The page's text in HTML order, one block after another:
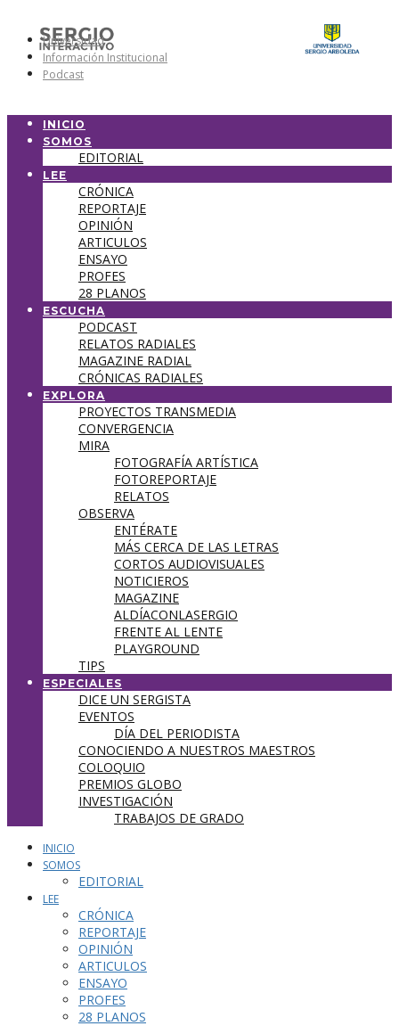
Universidad
Información Institucional
Podcast
INICIO
SOMOS
EDITORIAL
LEE
CRÓNICA
REPORTAJE
OPINIÓN
ARTICULOS
ENSAYO
PROFES
28 PLANOS
ESCUCHA
PODCAST
RELATOS RADIALES
MAGAZINE RADIAL
CRÓNICAS RADIALES
EXPLORA
PROYECTOS TRANSMEDIA
CONVERGENCIA
MIRA
FOTOGRAFÍA ARTÍSTICA
FOTOREPORTAJE
RELATOS
OBSERVA
ENTÉRATE
MÁS CERCA DE LAS LETRAS
CORTOS AUDIOVISUALES
NOTICIEROS
MAGAZINE
ALDÍACONLASERGIO
FRENTE AL LENTE
PLAYGROUND
TIPS
ESPECIALES
DICE UN SERGISTA
EVENTOS
DÍA DEL PERIODISTA
CONOCIENDO A NUESTROS MAESTROS
COLOQUIO
PREMIOS GLOBO
INVESTIGACIÓN
TRABAJOS DE GRADO
INICIO
SOMOS
EDITORIAL
LEE
CRÓNICA
REPORTAJE
OPINIÓN
ARTICULOS
ENSAYO
PROFES
28 PLANOS